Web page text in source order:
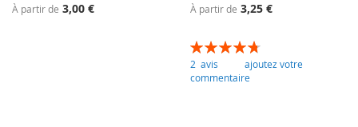
À partir de 3,00 € À partir de 3,25 €
Évaluation:
95
% of100
2 avis
ajoutez votre
commentaire